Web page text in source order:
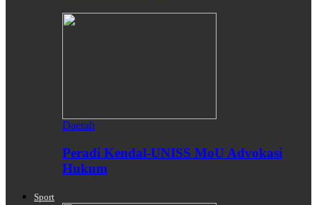
Daerah
Peradi Kendal-UNISS MoU Advokasi
Hukum
Sport